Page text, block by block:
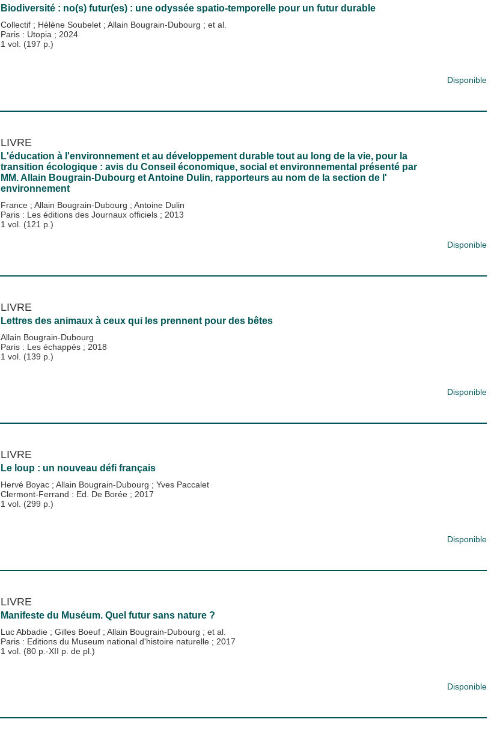
Biodiversité : no(s) futur(es) : une odyssée spatio-temporelle pour un futur durable
Collectif ; Hélène Soubelet ; Allain Bougrain-Dubourg ; et al.
Paris : Utopia ; 2024
1 vol. (197 p.)
Disponible
LIVRE
L'éducation à l'environnement et au développement durable tout au long de la vie, pour la
transition écologique : avis du Conseil économique, social et environnemental présenté par
MM. Allain Bougrain-Dubourg et Antoine Dulin, rapporteurs au nom de la section de l'
environnement
France ; Allain Bougrain-Dubourg ; Antoine Dulin
Paris : Les éditions des Journaux officiels ; 2013
1 vol. (121 p.)
Disponible
LIVRE
Lettres des animaux à ceux qui les prennent pour des bêtes
Allain Bougrain-Dubourg
Paris : Les échappés ; 2018
1 vol. (139 p.)
Disponible
LIVRE
Le loup : un nouveau défi français
Hervé Boyac ; Allain Bougrain-Dubourg ; Yves Paccalet
Clermont-Ferrand : Ed. De Borée ; 2017
1 vol. (299 p.)
Disponible
LIVRE
Manifeste du Muséum. Quel futur sans nature ?
Luc Abbadie ; Gilles Boeuf ; Allain Bougrain-Dubourg ; et al.
Paris : Editions du Museum national d'histoire naturelle ; 2017
1 vol. (80 p.-XII p. de pl.)
Disponible